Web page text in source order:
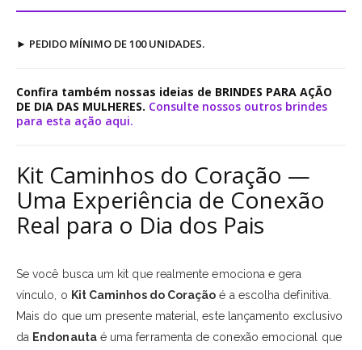
► PEDIDO MÍNIMO DE 100 UNIDADES.
Confira também nossas ideias de BRINDES PARA AÇÃO
DE DIA DAS MULHERES. Consulte nossos outros brindes
para esta ação aqui.
Kit Caminhos do Coração —
Uma Experiência de Conexão
Real para o Dia dos Pais
Se você busca um kit que realmente emociona e gera
vínculo, o Kit Caminhos do Coração é a escolha definitiva.
Mais do que um presente material, este lançamento exclusivo
da Endonautaé uma ferramenta de conexão emocional que